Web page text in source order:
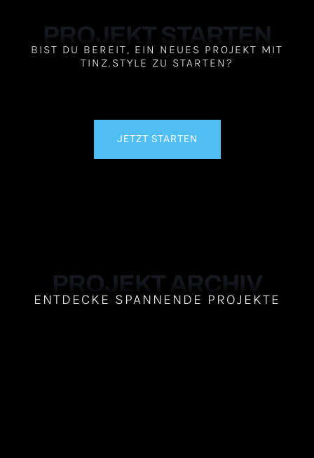
PROJEKT STARTEN
BIST DU BEREIT, EIN NEUES PROJEKT MIT
TINZ.STYLE ZU STARTEN?
JETZT STARTEN
PROJEKT ARCHIV
ENTDECKE SPANNENDE PROJEKTE